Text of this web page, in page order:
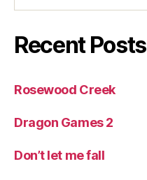
Recent Posts
Rosewood Creek
Dragon Games 2
Don’t let me fall